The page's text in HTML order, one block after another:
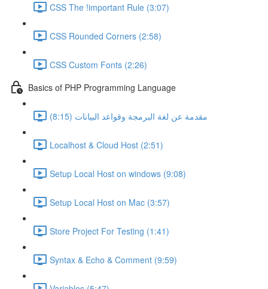
CSS The !important Rule (3:07)
CSS Rounded Corners (2:58)
CSS Custom Fonts (2:26)
Basics of PHP Programming Language
مقدمة عن لغة البرمجة وقواعد البيانات (8:15)
Localhost & Cloud Host (2:51)
Setup Local Host on windows (9:08)
Setup Local Host on Mac (3:57)
Store Project For Testing (1:41)
Syntax & Echo & Comment (9:59)